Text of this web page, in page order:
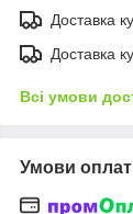
Доставка
Доставка
Всі умови
Умови